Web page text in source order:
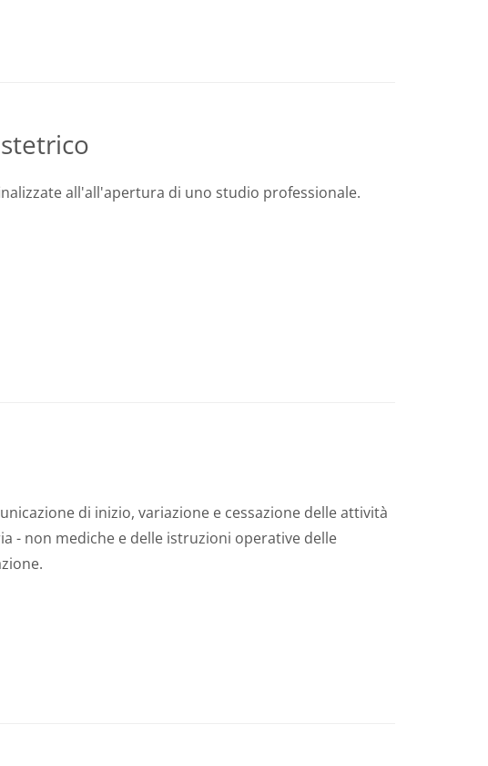
all'all'apertura di uno studio professionale.
di inizio, variazione e cessazione delle attività
- non mediche e delle istruzioni operative delle